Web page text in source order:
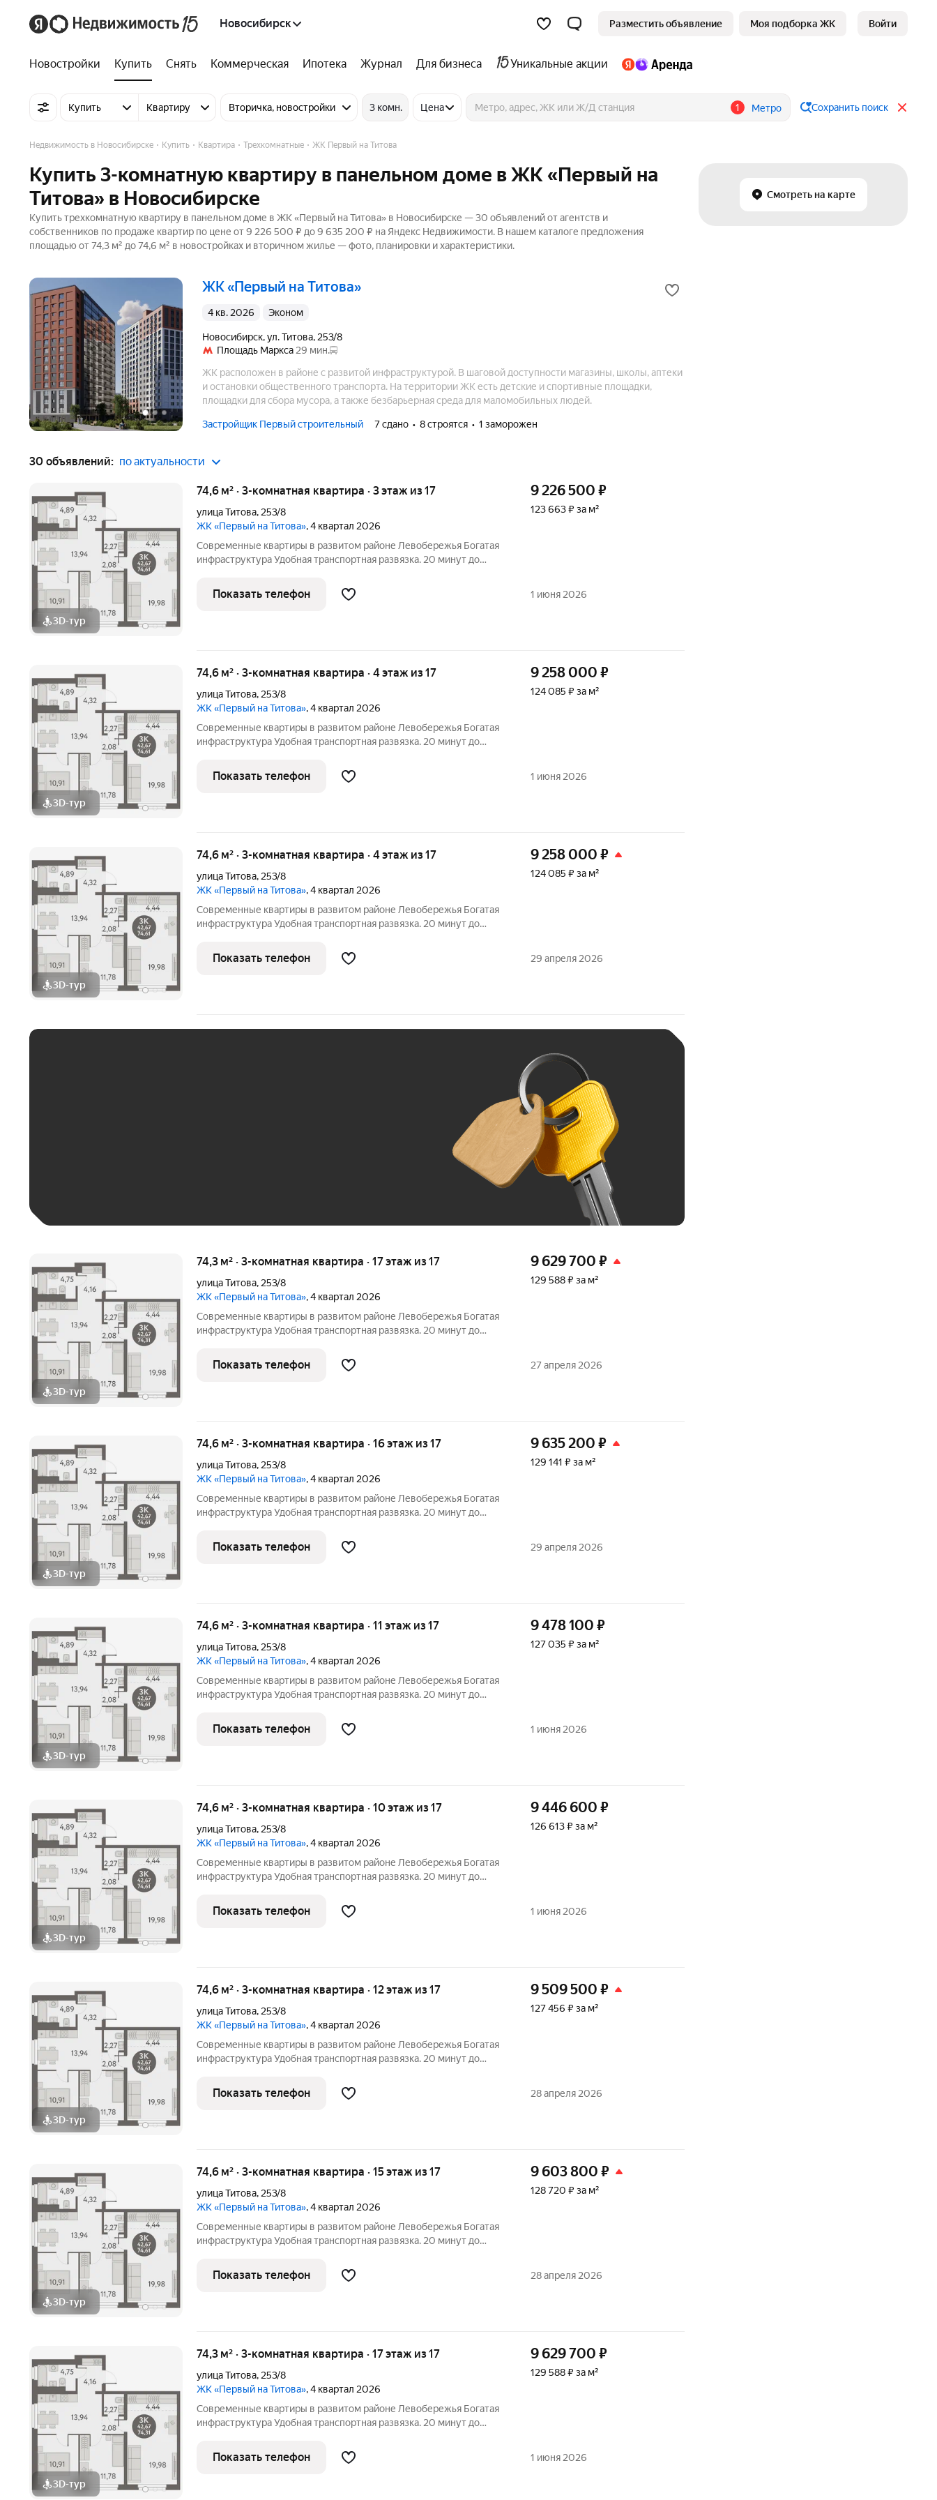
Новосибирск Разместить объявление Моя подборка ЖК Войти
Новостройки Купить Снять Коммерческая Ипотека Журнал Для бизнеса Уникальные акции
Купить Квартиру Вторичка, новостройки 3 комн. Цена 1 Метро Сохранить поиск
Смотреть на карте
Недвижимость в Новосибирске Купить Квартира Трехкомнатные ЖК Первый на Титова
Купить 3-комнатную квартиру в панельном доме в ЖК «Первый на
Титова» в Новосибирске
Купить трехкомнатную квартиру в панельном доме в ЖК «Первый на Титова» в Новосибирске — 30 объявлений от агентств и
собственников по продаже квартир по цене от 9 226 500 ₽ до 9 635 200 ₽ на Яндекс Недвижимости. В нашем каталоге предложения
площадью от 74,3 м² до 74,6 м² в новостройках и вторичном жилье — фото, планировки и характеристики.
ЖК «Первый на Титова»
4 кв. 2026 эконом
Площадь Маркса 29 мин.
Новосибирск,ул. Титова, 253/8
ЖК расположен в районе с развитой инфраструктурой. В шаговой доступности магазины, школы, аптеки
и остановки общественного транспорта. На территории ЖК есть детские и спортивные площадки,
площадки для сбора мусора, а также безбарьерная среда для маломобильных людей.
Застройщик Первый строительный 7 сдано 8 строятся 1 заморожен
30 объявлений: по актуальности
3D-тур
74,6 м² · 3-комнатная квартира · 3 этаж из 17
улица Титова, 253/8
ЖК «Первый на Титова», 4 квартал 2026
Современные квартиры в развитом районе Левобережья Богатая
инфраструктура Удобная транспортная развязка. 20 минут до
школа, 5 детских садов, бассейн и спортивный комплекс Парки и
скверы в
9 226 500 ₽
123 663 ₽ за м²
Показать телефон 1 июня 2026
3D-тур
74,6 м² · 3-комнатная квартира · 4 этаж из 17
улица Титова, 253/8
ЖК «Первый на Титова», 4 квартал 2026
Современные квартиры в развитом районе Левобережья Богатая
инфраструктура Удобная транспортная развязка. 20 минут до
школа, 5 детских садов, бассейн и спортивный комплекс Парки и
скверы в
9 258 000 ₽
124 085 ₽ за м²
Показать телефон 1 июня 2026
3D-тур
74,6 м² · 3-комнатная квартира · 4 этаж из 17
улица Титова, 253/8
ЖК «Первый на Титова», 4 квартал 2026
Современные квартиры в развитом районе Левобережья Богатая
инфраструктура Удобная транспортная развязка. 20 минут до
школа, 5 детских садов, бассейн и спортивный комплекс Парки и
скверы в
9 258 000 ₽
124 085 ₽ за м²
Показать телефон 29 апреля 2026
3D-тур
74,3 м² · 3-комнатная квартира · 17 этаж из 17
улица Титова, 253/8
ЖК «Первый на Титова», 4 квартал 2026
Современные квартиры в развитом районе Левобережья Богатая
инфраструктура Удобная транспортная развязка. 20 минут до
школа, 5 детских садов, бассейн и спортивный комплекс Парки и
скверы в
9 629 700 ₽
129 588 ₽ за м²
Показать телефон 27 апреля 2026
3D-тур
74,6 м² · 3-комнатная квартира · 16 этаж из 17
улица Титова, 253/8
ЖК «Первый на Титова», 4 квартал 2026
Современные квартиры в развитом районе Левобережья Богатая
инфраструктура Удобная транспортная развязка. 20 минут до
школа, 5 детских садов, бассейн и спортивный комплекс Парки и
скверы в
9 635 200 ₽
129 141 ₽ за м²
Показать телефон 29 апреля 2026
3D-тур
74,6 м² · 3-комнатная квартира · 11 этаж из 17
улица Титова, 253/8
ЖК «Первый на Титова», 4 квартал 2026
Современные квартиры в развитом районе Левобережья Богатая
инфраструктура Удобная транспортная развязка. 20 минут до
школа, 5 детских садов, бассейн и спортивный комплекс Парки и
скверы в
9 478 100 ₽
127 035 ₽ за м²
Показать телефон 1 июня 2026
3D-тур
74,6 м² · 3-комнатная квартира · 10 этаж из 17
улица Титова, 253/8
ЖК «Первый на Титова», 4 квартал 2026
Современные квартиры в развитом районе Левобережья Богатая
инфраструктура Удобная транспортная развязка. 20 минут до
школа, 5 детских садов, бассейн и спортивный комплекс Парки и
скверы в
9 446 600 ₽
126 613 ₽ за м²
Показать телефон 1 июня 2026
3D-тур
74,6 м² · 3-комнатная квартира · 12 этаж из 17
улица Титова, 253/8
ЖК «Первый на Титова», 4 квартал 2026
Современные квартиры в развитом районе Левобережья Богатая
инфраструктура Удобная транспортная развязка. 20 минут до
школа, 5 детских садов, бассейн и спортивный комплекс Парки и
скверы в
9 509 500 ₽
127 456 ₽ за м²
Показать телефон 28 апреля 2026
3D-тур
74,6 м² · 3-комнатная квартира · 15 этаж из 17
улица Титова, 253/8
ЖК «Первый на Титова», 4 квартал 2026
Современные квартиры в развитом районе Левобережья Богатая
инфраструктура Удобная транспортная развязка. 20 минут до
школа, 5 детских садов, бассейн и спортивный комплекс Парки и
скверы в
9 603 800 ₽
128 720 ₽ за м²
Показать телефон 28 апреля 2026
3D-тур
74,3 м² · 3-комнатная квартира · 17 этаж из 17
улица Титова, 253/8
ЖК «Первый на Титова», 4 квартал 2026
Современные квартиры в развитом районе Левобережья Богатая
инфраструктура Удобная транспортная развязка. 20 минут до
школа, 5 детских садов, бассейн и спортивный комплекс Парки и
скверы в
9 629 700 ₽
129 588 ₽ за м²
Показать телефон 1 июня 2026